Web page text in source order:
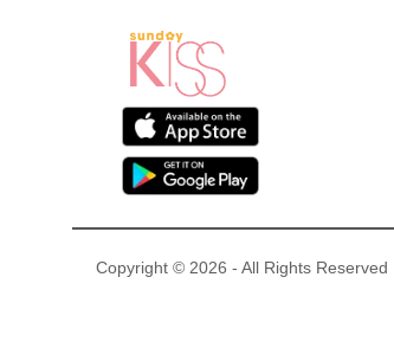
Copyright © 2026 - All Rights Reserved